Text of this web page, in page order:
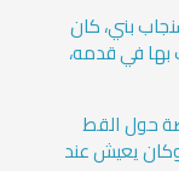
بني، كان
بها في قدمه،
حول القط
يعيش عند